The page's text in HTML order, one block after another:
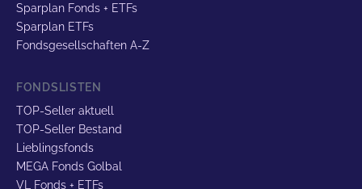
Sparplan Fonds + ETFs
Sparplan ETFs
Fondsgesellschaften A-Z
FONDSLISTEN
TOP-Seller aktuell
TOP-Seller Bestand
Lieblingsfonds
MEGA Fonds Golbal
VL Fonds + ETFs